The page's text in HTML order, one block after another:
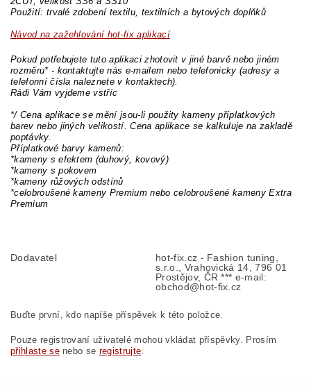
Použití: trvalé zdobení textilu, textilních a bytových doplňků
Návod na zažehlování hot-fix aplikací
Pokud potřebujete tuto aplikaci zhotovit v jiné barvě nebo jiném
rozměru* - kontaktujte nás e-mailem nebo telefonicky (adresy a
telefonní čísla naleznete v kontaktech).
Rádi Vám vyjdeme vstříc
*/ Cena aplikace se mění jsou-li použity kameny příplatkových
barev nebo jiných velikostí. Cena aplikace se kalkuluje na zakladě
poptávky.
Příplatkové barvy kamenů:
*kameny s efektem (duhový, kovový)
*kameny s pokovem
*kameny růžových odstínů
*celobroušené kameny Premium nebo celobroušené kameny Extra
Premium
Dodavatel
hot-fix.cz - Fashion tuning,
s.r.o., Vrahovická 14, 796 01
Prostějov, ČR *** e-mail:
obchod@hot-fix.cz
Buďte první, kdo napíše příspěvek k této položce.
Pouze registrovaní uživatelé mohou vkládat příspěvky. Prosím
přihlaste senebo se registrujte.